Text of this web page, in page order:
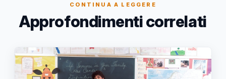
CONTINUA A LEGGERE
Approfondimenti correlati